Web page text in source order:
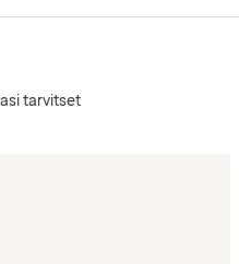
tarvitset